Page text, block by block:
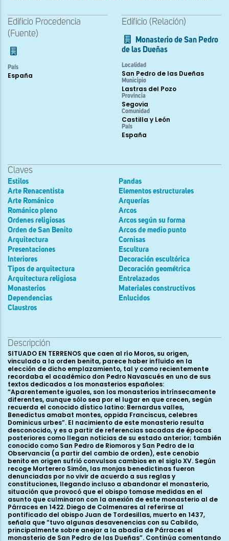
Edificio Procedencia
(Fuente)
País
España
Edificio (Relación)
Monasterio de San Pedro
de las Dueñas
Localidad
San Pedro de las Dueñas
Municipio
Lastras del Pozo
Provincia
Segovia
Comunidad
Castilla y León
País
España
Claves
Estilos
Arte Renacentista
Arte Románico
Románico pleno
Ordenes religiosas
Orden de San Benito
Arquitectura
Presentaciones
Interiores
Tipos de arquitectura
Arquitectura religiosa
Monasterios
Dependencias
Claustros
Pandas
Elementos estructurales
Arquerías
Arcos
Arcos según su forma
Arcos de medio punto
Cornisas
Escultura
Decoración escultórica
Decoración geométrica
Entrelazados
Materiales constructivos
Enlucidos
Descripción
SITUADO EN TERRENOS que caen al río Moros, su origen,
vinculado a la orden benita, parece haber influido en la
elección de dicho emplazamiento, tal y como recientemente
recordaba el académico don Pedro Navascués en uno de sus
textos dedicados a los monasterios españoles:
“Aparentemente iguales, son los monasterios intrínsecamente
diferentes, aunque sólo sea por el lugar en que crecen, según
recuerda el conocido dístico latino: Bernardus valles,
Benedictus amabat montes, oppida Franciscus, celebres
Dominicus urbes”. El nacimiento de este monasterio resulta
desconocido, y es a partir de referencias sacadas de épocas
posteriores como llegan noticias de su estado anterior; también
conocido como San Pedro de Riomoros y San Pedro de la
Observancia (a partir del cambio de orden), este cenobio
benito en origen sufrió convulsos cambios en el siglo XV. Según
recoge Morterero Simón, las monjas benedictinas fueron
denunciadas por no vivir de acuerdo a sus reglas y
constituciones, llegando incluso a abandonar el monasterio,
situación que provocó que el obispo tomase medidas en el
asunto que culminaron con la anexión de este monasterio al de
Párraces en 1422. Diego de Colmenares al referirse al
pontificado del obispo Juan de Tordesillas, muerto en 1437,
señala que “tuvo algunas desavenencias con su Cabildo,
principalmente sobre anejar a la abadía de Párraces el
monasterio de San Pedro de las Dueñas”. Continúa comentando